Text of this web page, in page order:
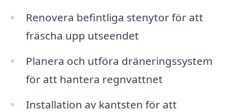
Renovera befintliga stenytor för att
fräscha upp utseendet
Planera och utföra dräneringssystem
för att hantera regnvattnet
Installation av kantsten för att